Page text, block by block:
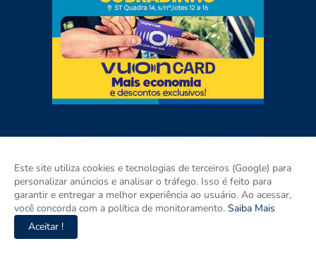
Este site utiliza cookies e tecnologias de terceiros (Google) para
personalizar anúncios e analisar o tráfego. Isso é feito para
garantir e entregar a melhor experiência ao usuário. Ao acessar,
você concorda com a política de monitoramento. Saiba Mais
Aceitar !